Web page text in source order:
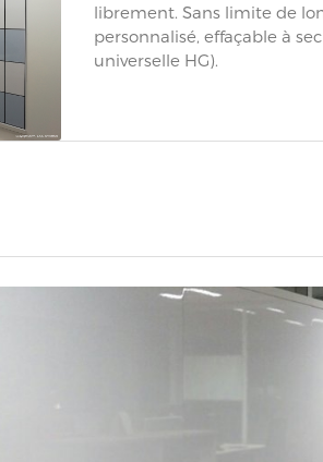
librement. Sans limite de
personnalisé, effaçable à
universelle HG).